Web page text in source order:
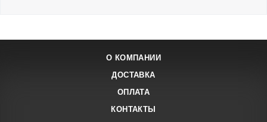
О КОМПАНИИ
ДОСТАВКА
ОПЛАТА
КОНТАКТЫ